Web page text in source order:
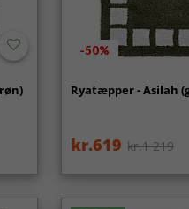
-50%
Ryatæpper - Asilah
kr.619 kr.1 219